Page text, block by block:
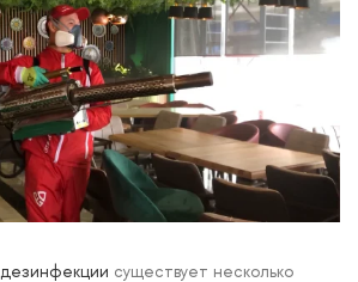
дезинфекции существует несколько